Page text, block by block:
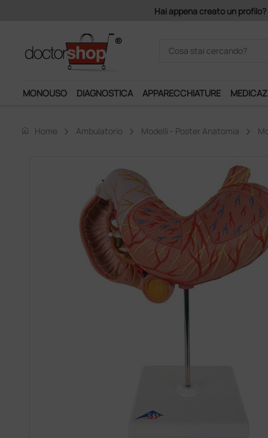
MONOUSO DIAGNOSTICA APPARECCHIATURE
home Home Ambulatorio Modelli - Poster Anatomia